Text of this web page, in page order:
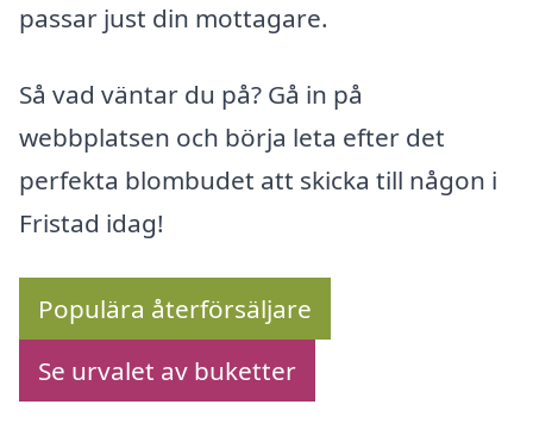
passar just din mottagare.
Så vad väntar du på? Gå in på
webbplatsen och börja leta efter det
perfekta blombudet att skicka till någon i
Fristad idag!
Populära återförsäljare
Se urvalet av buketter